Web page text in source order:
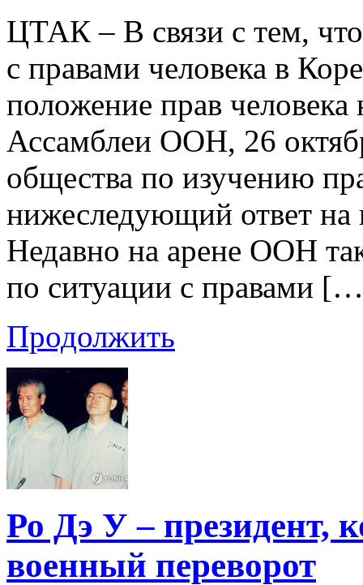
ЦТАК – В связи с тем,
с правами человека в
положение прав
Ассамблеи ООН, 26
общества по изучению
нижеследующий ответ
Недавно на арене ООН
по ситуации с правами
Продолжить
Ро Дэ У – президент,
военный переворот